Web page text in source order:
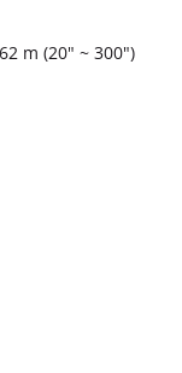
m (20" ~ 300")